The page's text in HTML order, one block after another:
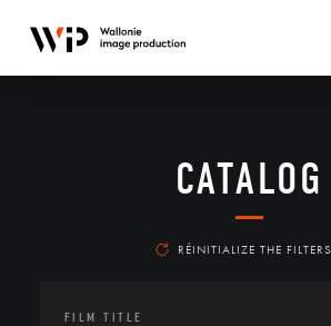
CATALOG
RÉINITIALIZE THE FILTERS